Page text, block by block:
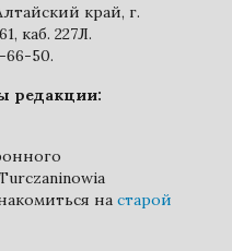
край, г.
каб. 227Л.
66-50.
редакции:
на старой